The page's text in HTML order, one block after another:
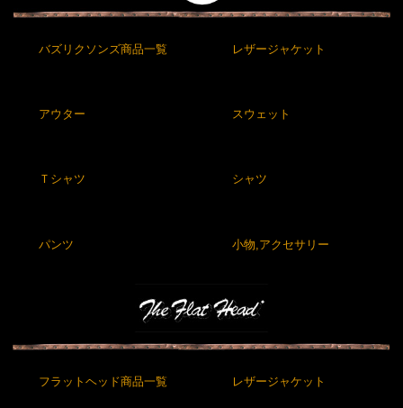
バズリクソンズ商品一覧 レザージャケット
アウター スウェット
Ｔシャツ シャツ
パンツ 小物,アクセサリー
フラットヘッド商品一覧 レザージャケット